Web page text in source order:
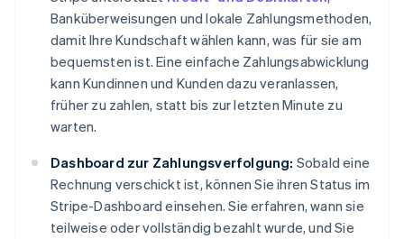
Banküberweisungen und lokale Zahlungsmethoden,
damit Ihre Kundschaft wählen kann, was für sie am
bequemsten ist. Eine einfache Zahlungsabwicklung
kann Kundinnen und Kunden dazu veranlassen,
früher zu zahlen, statt bis zur letzten Minute zu
warten.
Dashboard zur Zahlungsverfolgung: Sobald eine
Rechnung verschickt ist, können Sie ihren Status im
Stripe-Dashboard einsehen. Sie erfahren, wann sie
teilweise oder vollständig bezahlt wurde, und Sie